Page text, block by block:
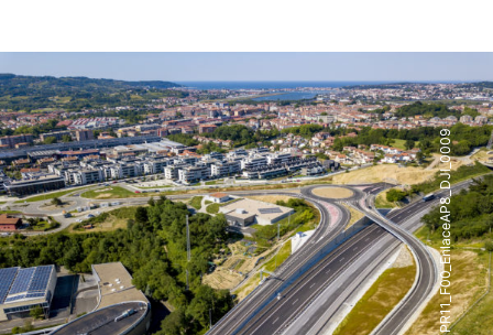
PR11_F00_EnlaceAP8_DJI_0009